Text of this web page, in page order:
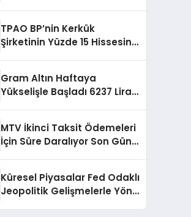
TPAO BP’nin Kerkük
Şirketinin Yüzde 15 Hissesini
Gram Altın Haftaya
Yükselişle Başladı 6237 Lirayı
MTV İkinci Taksit Ödemeleri
İçin Süre Daralıyor Son Gün
Küresel Piyasalar Fed Odaklı
Jeopolitik Gelişmelerle Yön